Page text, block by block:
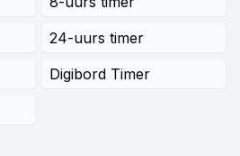
24-uurs timer
Digibord Timer